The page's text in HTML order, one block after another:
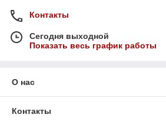
Контакты
Сегодня выходной
Показать весь график работы
О нас
Контакты